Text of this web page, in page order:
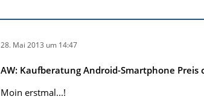
28. Mai 2013 um 14:47
AW: Kaufberatung Android-Smartphone Preis
Moin erstmal...!